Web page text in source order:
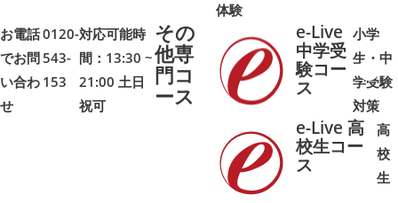
体験
お電話
でお問
い合わ
せ
0120-
543-
153
対応可能時
間：13:30 ~
21:00 土日
祝可
その
他専
門コ
ース
e-Live
中学受
験コー
ス
小学
生・中
学受験
対策
➜➜
e-Live 高
校生コー
ス
高
校
生
➜➜